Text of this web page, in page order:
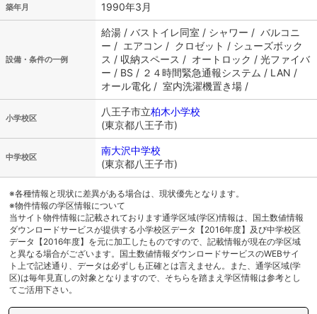
築年月 1990年3月
設備・条件の一例
給湯 / バストイレ同室 / シャワー / バルコニ
ー / エアコン / クロゼット / シューズボック
ス / 収納スペース / オートロック / 光ファイバ
ー / BS / ２４時間緊急通報システム / LAN /
オール電化 / 室内洗濯機置き場 /
小学校区
八王子市立柏木小学校
(東京都八王子市)
中学校区
南大沢中学校
(東京都八王子市)
※各種情報と現状に差異がある場合は、現状優先となります。
※物件情報の学区情報について
当サイト物件情報に記載されております通学区域(学区)情報は、国土数値情報
ダウンロードサービスが提供する小学校区データ【2016年度】及び中学校区
データ【2016年度】を元に加工したものですので、記載情報が現在の学区域
と異なる場合がございます。国土数値情報ダウンロードサービスのWEBサイ
ト上で記述通り、データは必ずしも正確とは言えません。また、通学区域(学
区)は毎年見直しの対象となりますので、そちらを踏まえ学区情報は参考とし
てご活用下さい。